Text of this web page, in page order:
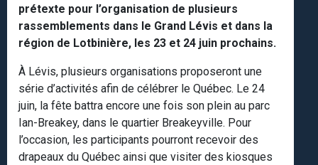
prétexte pour l’organisation de plusieurs
rassemblements dans le Grand Lévis et dans la
région de Lotbinière, les 23 et 24 juin prochains.
À Lévis, plusieurs organisations proposeront une
série d’activités afin de célébrer le Québec. Le 24
juin, la fête battra encore une fois son plein au parc
Ian-Breakey, dans le quartier Breakeyville. Pour
l’occasion, les participants pourront recevoir des
drapeaux du Québec ainsi que visiter des kiosques